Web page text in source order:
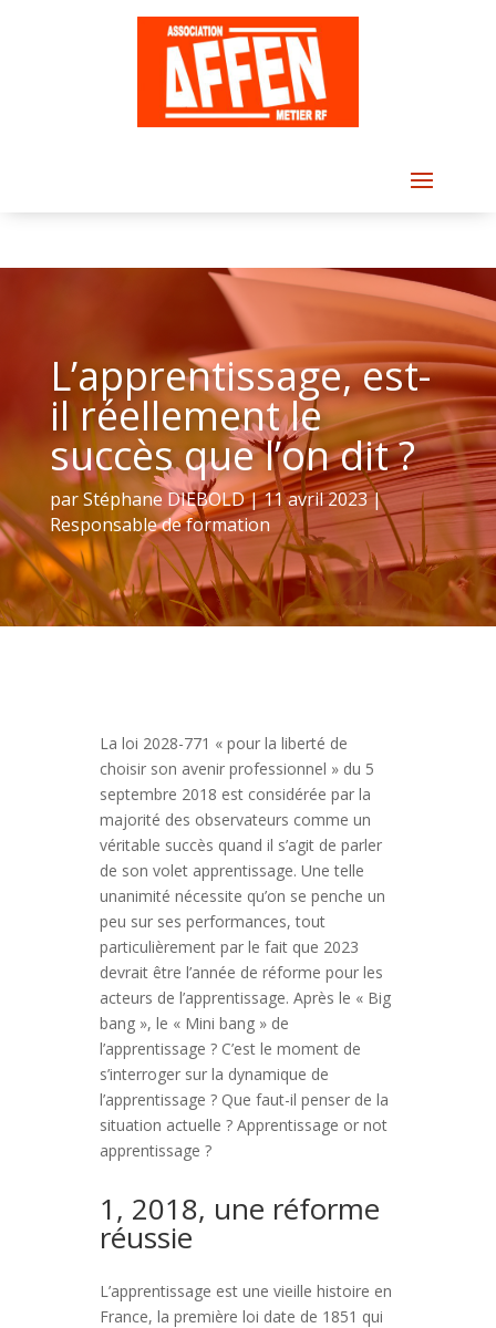
L’apprentissage, est-
il réellement le
succès que l’on dit ?
parStéphane DIEBOLD|11 avril 2023|
Responsable de formation
La loi 2028-771 « pour la liberté de
choisir son avenir professionnel » du 5
septembre 2018 est considérée par la
majorité des observateurs comme un
véritable succès quand il s’agit de parler
de son volet apprentissage. Une telle
unanimité nécessite qu’on se penche un
peu sur ses performances, tout
particulièrement par le fait que 2023
devrait être l’année de réforme pour les
acteurs de l’apprentissage. Après le « Big
bang », le « Mini bang » de
l’apprentissage ? C’est le moment de
s’interroger sur la dynamique de
l’apprentissage ? Que faut-il penser de la
situation actuelle ? Apprentissage or not
apprentissage ?
1, 2018, une réforme
réussie
L’apprentissage est une vieille histoire en
France, la première loi date de 1851 qui